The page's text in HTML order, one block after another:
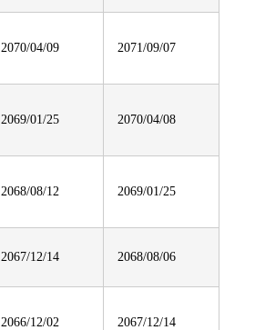
2070/04/09 2071/09/07
2069/01/25 2070/04/08
2068/08/12 2069/01/25
2067/12/14 2068/08/06
2066/12/02 2067/12/14